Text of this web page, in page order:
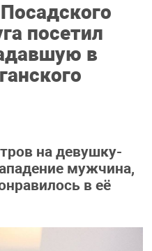
посетил
в
на девушку-
мужчина,
в её